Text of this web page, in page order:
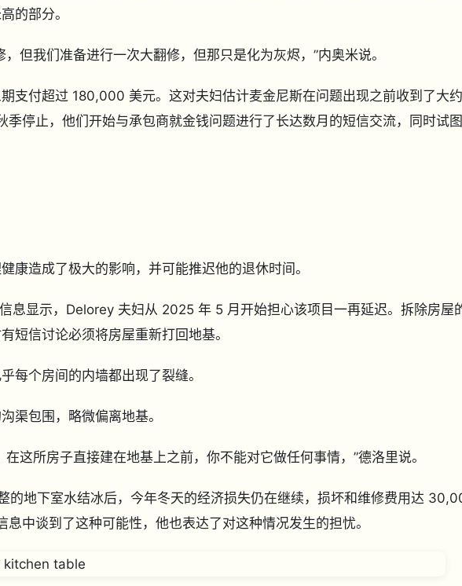
的部分。
但我们准备进行一次大翻修，但那只是化为灰烬，”内奥米说。
支付超过 180,000 美元。这对夫妇估计麦金尼斯在问题出现之前收到了大约
停止，他们开始与承包商就金钱问题进行了长达数月的短信交流，同时试
康造成了极大的影响，并可能推迟他的退休时间。
息显示，Delorey 夫妇从 2025 年 5 月开始担心该项目一再延迟。拆除房屋
短信讨论必须将房屋重新打回地基。
每个房间的内墙都出现了裂缝。
渠包围，略微偏离地基。
这所房子直接建在地基上之前，你不能对它做任何事情，”德洛里说。
的地下室水结冰后，今年冬天的经济损失仍在继续，损坏和维修费用达
息中谈到了这种可能性，他也表达了对这种情况发生的担忧。